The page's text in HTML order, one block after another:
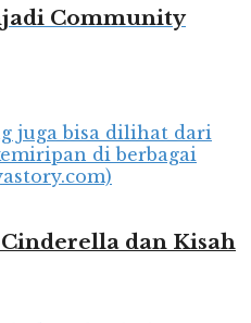
Community
dan Kisah